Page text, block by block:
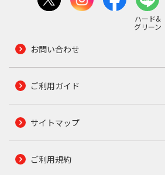
ハード&
グリーン
お問い合わせ
ご利用ガイド
サイトマップ
ご利用規約